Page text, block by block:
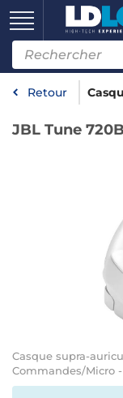
Retour
JBL Tune
Casque supra-
Commandes/Micro